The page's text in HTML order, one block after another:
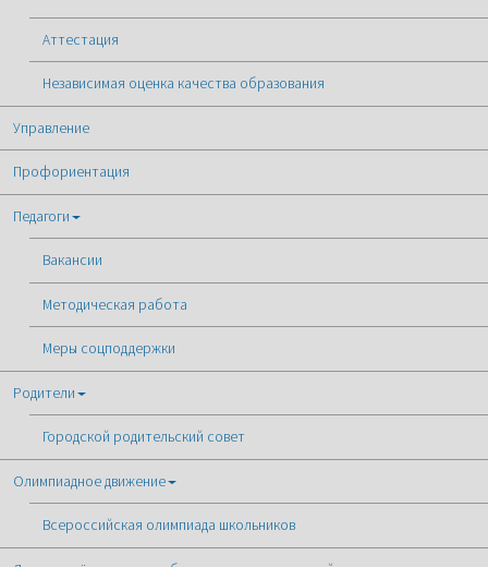
Аттестация
Независимая оценка качества образования
Управление
Профориентация
Педагоги
Вакансии
Методическая работа
Меры соцподдержки
Родители
Городской родительский совет
Олимпиадное движение
Всероссийская олимпиада школьников